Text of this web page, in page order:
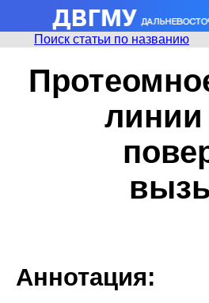
Поиск статьи по названию
линии
Аннотация: